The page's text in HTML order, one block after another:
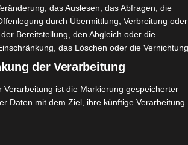
Primer
Beauty Produktvorstellungen
das Auslesen, das Abfragen, die
durch Übermittlung, Verbreitung oder
Bereitstellung, den Abgleich oder die
das Löschen oder die Vernichtung.
der Verarbeitung
Verarbeitung ist die Markierung gespeicherter
Daten mit dem Ziel, ihre künftige Verarbeitung